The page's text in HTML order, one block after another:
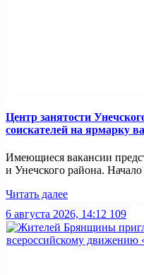
Центр занятости
соискателей на ярмарку
Имеющиеся вакансии
и Унечского района.
Читать далее
6 августа 2026, 14:12 109